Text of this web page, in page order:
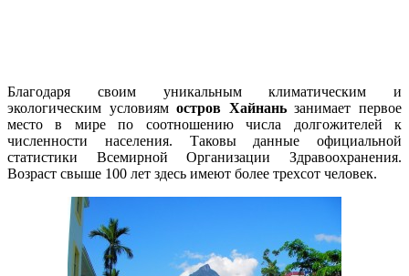
Благодаря своим уникальным климатическим и
экологическим условиямостров Хайнаньзанимает первое
место в мире по соотношению числа долгожителей к
численности населения. Таковы данные официальной
статистики Всемирной Организации Здравоохранения.
Возраст свыше 100 лет здесь имеют более трехсот человек.